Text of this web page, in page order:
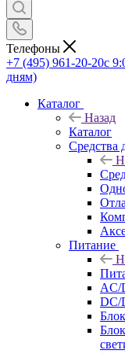
Телефоны
+7 (495) 961-20-20с
дням)
Каталог
Назад
Каталог
Средства
Питание
AC/
DC/